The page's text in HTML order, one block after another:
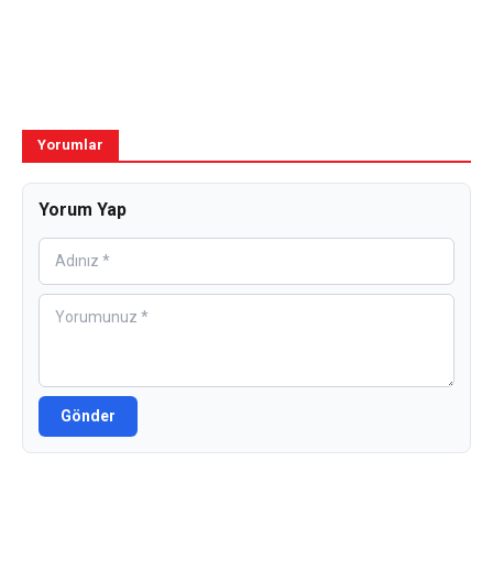
Yorumlar
Yorum Yap
Gönder